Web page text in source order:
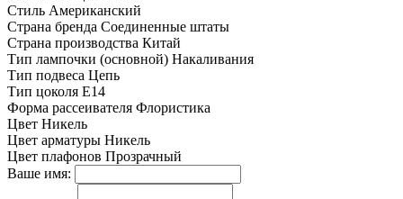
Стиль Американский
Страна бренда Соединенные штаты
Страна производства Китай
Тип лампочки (основной) Накаливания
Тип подвеса Цепь
Тип цоколя E14
Форма рассеивателя Флористика
Цвет Никель
Цвет арматуры Никель
Цвет плафонов Прозрачный
Ваше имя: